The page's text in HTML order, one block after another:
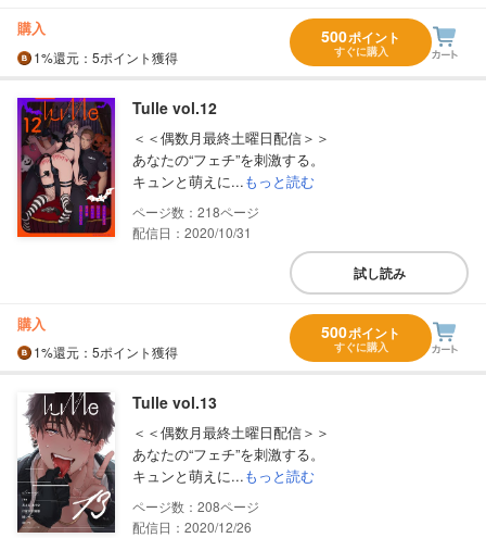
購入
1%還元 ：5ポイント獲得
500ポイント
すぐに購入
Tulle vol.12
＜＜偶数月最終土曜日配信＞＞
あなたの“フェチ”を刺激する。
キュンと萌えに...もっと読む
218
配信日：2020/10/31
試し読み
購入
1%還元 ：5ポイント獲得
500ポイント
すぐに購入
Tulle vol.13
＜＜偶数月最終土曜日配信＞＞
あなたの“フェチ”を刺激する。
キュンと萌えに...もっと読む
208
配信日：2020/12/26